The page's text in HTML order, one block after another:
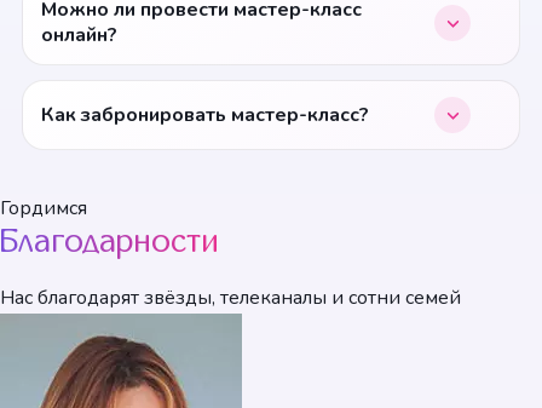
Можно ли провести мастер-класс
онлайн?
Как забронировать мастер-класс?
Гордимся
Благодарности
Нас благодарят звёзды, телеканалы и сотни семей